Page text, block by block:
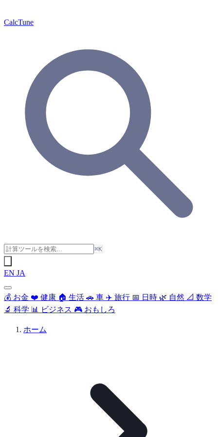
CalcTune
⌘K
EN JA
💰 お金 ❤️ 健康 🏠 生活 🚗 車 ✈️ 旅行 📅 日時 🌿 自然 📐 数学
🔬 科学 📊 ビジネス 🎮 おもしろ
ホーム